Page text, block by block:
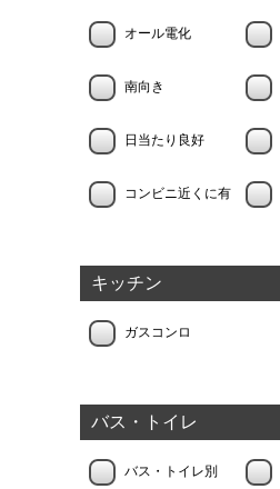
オール電化
南向き
日当たり良好
コンビニ近くに有
キッチン
ガスコンロ
バス・トイレ
バス・トイレ別